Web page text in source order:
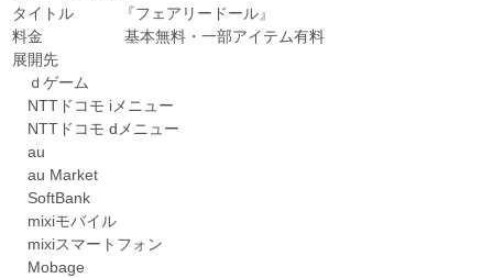
タイトル 『フェアリードール』
料金 基本無料・一部アイテム有料
展開先
ｄゲーム
NTTドコモ iメニュー
NTTドコモ dメニュー
au
au Market
SoftBank
mixiモバイル
mixiスマートフォン
Mobage